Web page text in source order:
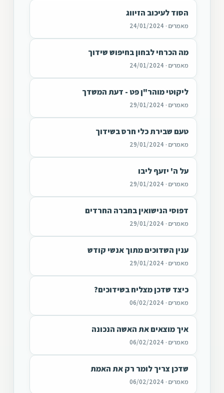
הסוד לעיכוב הזיווג
מאמרים · 24/01/2024
מה הכרחי לבחון בחיפוש שידוך
מאמרים · 24/01/2024
ליקוטי מוהר"ן פט - דעת המשדך
מאמרים · 29/01/2024
טעם שבירת כלי חרס בשידוך
מאמרים · 29/01/2024
על ה' יזעף ליבו
מאמרים · 29/01/2024
דפוסי הנישואין בחברה החרדים
מאמרים · 29/01/2024
ענין השדוכים מתוך אנשי קודש
מאמרים · 29/01/2024
כיצד שדכן מצליח בשידוכים?
מאמרים · 06/02/2024
איך מוצאים את האשה הנכונה
מאמרים · 06/02/2024
שדכן צריך לומר רק את האמת
מאמרים · 06/02/2024